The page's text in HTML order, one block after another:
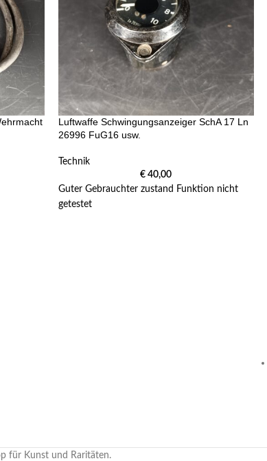
Luftwaffe Schwingungsanzeiger SchA 17 Ln
26996 FuG16 usw.
Technik
€ 40,00
Guter Gebrauchter zustand Funktion nicht
getestet
für Kunst und Raritäten.